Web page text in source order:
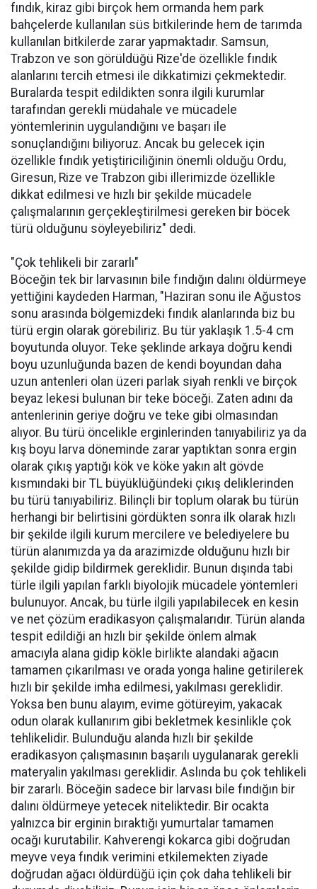
fındık, kiraz gibi birçok hem ormanda hem park
bahçelerde kullanılan süs bitkilerinde hem de tarımda
kullanılan bitkilerde zarar yapmaktadır. Samsun,
Trabzon ve son görüldüğü Rize'de özellikle fındık
alanlarını tercih etmesi ile dikkatimizi çekmektedir.
Buralarda tespit edildikten sonra ilgili kurumlar
tarafından gerekli müdahale ve mücadele
yöntemlerinin uygulandığını ve başarı ile
sonuçlandığını biliyoruz. Ancak bu gelecek için
özellikle fındık yetiştiriciliğinin önemli olduğu Ordu,
Giresun, Rize ve Trabzon gibi illerimizde özellikle
dikkat edilmesi ve hızlı bir şekilde mücadele
çalışmalarının gerçekleştirilmesi gereken bir böcek
türü olduğunu söyleyebiliriz" dedi.
"Çok tehlikeli bir zararlı"
Böceğin tek bir larvasının bile fındığın dalını öldürmeye
yettiğini kaydeden Harman, "Haziran sonu ile Ağustos
sonu arasında bölgemizdeki fındık alanlarında biz bu
türü ergin olarak görebiliriz. Bu tür yaklaşık 1.5-4 cm
boyutunda oluyor. Teke şeklinde arkaya doğru kendi
boyu uzunluğunda bazen de kendi boyundan daha
uzun antenleri olan üzeri parlak siyah renkli ve birçok
beyaz lekesi bulunan bir teke böceği. Zaten adını da
antenlerinin geriye doğru ve teke gibi olmasından
alıyor. Bu türü öncelikle erginlerinden tanıyabiliriz ya da
kış boyu larva döneminde zarar yaptıktan sonra ergin
olarak çıkış yaptığı kök ve köke yakın alt gövde
kısmındaki bir TL büyüklüğündeki çıkış deliklerinden
bu türü tanıyabiliriz. Bilinçli bir toplum olarak bu türün
herhangi bir belirtisini gördükten sonra ilk olarak hızlı
bir şekilde ilgili kurum mercilere ve belediyelere bu
türün alanımızda ya da arazimizde olduğunu hızlı bir
şekilde gidip bildirmek gereklidir. Bunun dışında tabi
türle ilgili yapılan farklı biyolojik mücadele yöntemleri
bulunuyor. Ancak, bu türle ilgili yapılabilecek en kesin
ve net çözüm eradikasyon çalışmalarıdır. Türün alanda
tespit edildiği an hızlı bir şekilde önlem almak
amacıyla alana gidip kökle birlikte alandaki ağacın
tamamen çıkarılması ve orada yonga haline getirilerek
hızlı bir şekilde imha edilmesi, yakılması gereklidir.
Yoksa ben bunu alayım, evime götüreyim, yakacak
odun olarak kullanırım gibi bekletmek kesinlikle çok
tehlikelidir. Bulunduğu alanda hızlı bir şekilde
eradikasyon çalışmasının başarılı uygulanarak gerekli
materyalin yakılması gereklidir. Aslında bu çok tehlikeli
bir zararlı. Böceğin sadece bir larvası bile fındığın bir
dalını öldürmeye yetecek niteliktedir. Bir ocakta
yalnızca bir erginin bıraktığı yumurtalar tamamen
ocağı kurutabilir. Kahverengi kokarca gibi doğrudan
meyve veya fındık verimini etkilemekten ziyade
doğrudan ağacı öldürdüğü için çok daha tehlikeli bir